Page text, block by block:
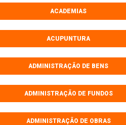
ACADEMIAS
ACUPUNTURA
ADMINISTRAÇÃO DE BENS
ADMINISTRAÇÃO DE FUNDOS
ADMINISTRAÇÃO DE OBRAS